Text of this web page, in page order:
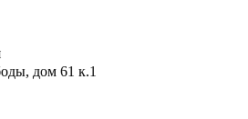
дом 61 к.1